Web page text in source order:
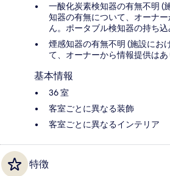
一酸化炭素検知器の有無不明 (
知器の有無について、オーナ
ん。ポータブル検知器の持ち
煙感知器の有無不明 (施設にお
て、オーナーから情報提供は
基本情報
36 室
客室ごとに異なる装飾
客室ごとに異なるインテリア
特徴